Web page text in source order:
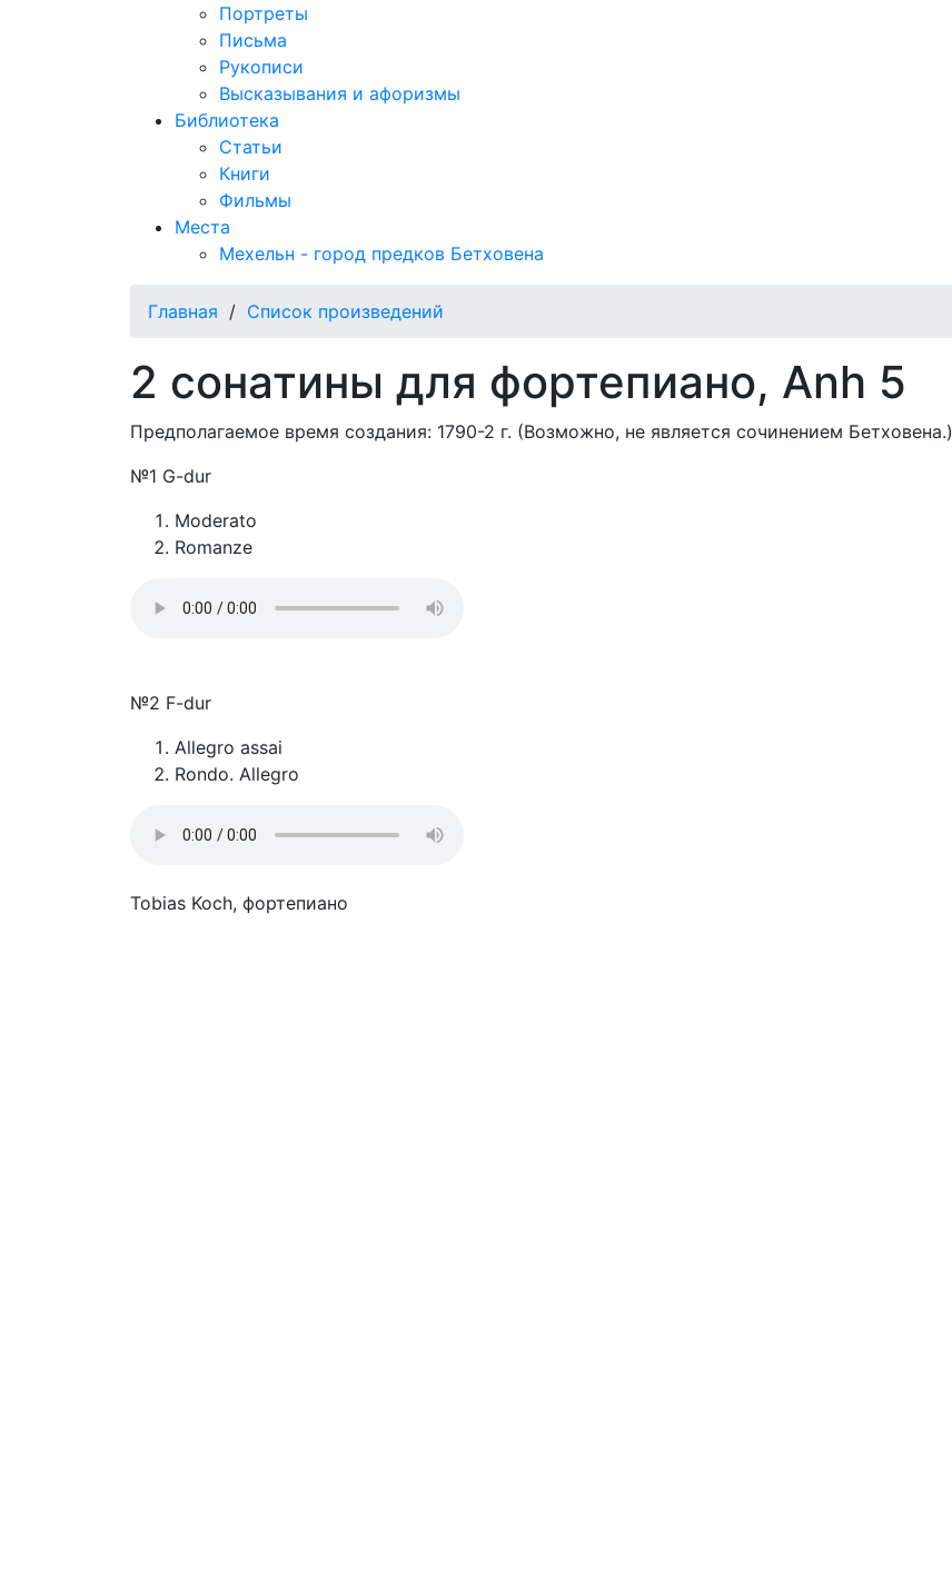
Портреты
Письма
Рукописи
Высказывания и афоризмы
Библиотека
Статьи
Книги
Фильмы
Места
Мехельн - город предков Бетховена
Главная / Список произведений
2 сонатины для фортепиано, Anh 5
Предполагаемое время создания: 1790-2 г. (Возможно, не является сочинением Бетховена.)
№1 G-dur
Moderato
Romanze
№2 F-dur
Allegro assai
Rondo. Allegro
Tobias Koch, фортепиано